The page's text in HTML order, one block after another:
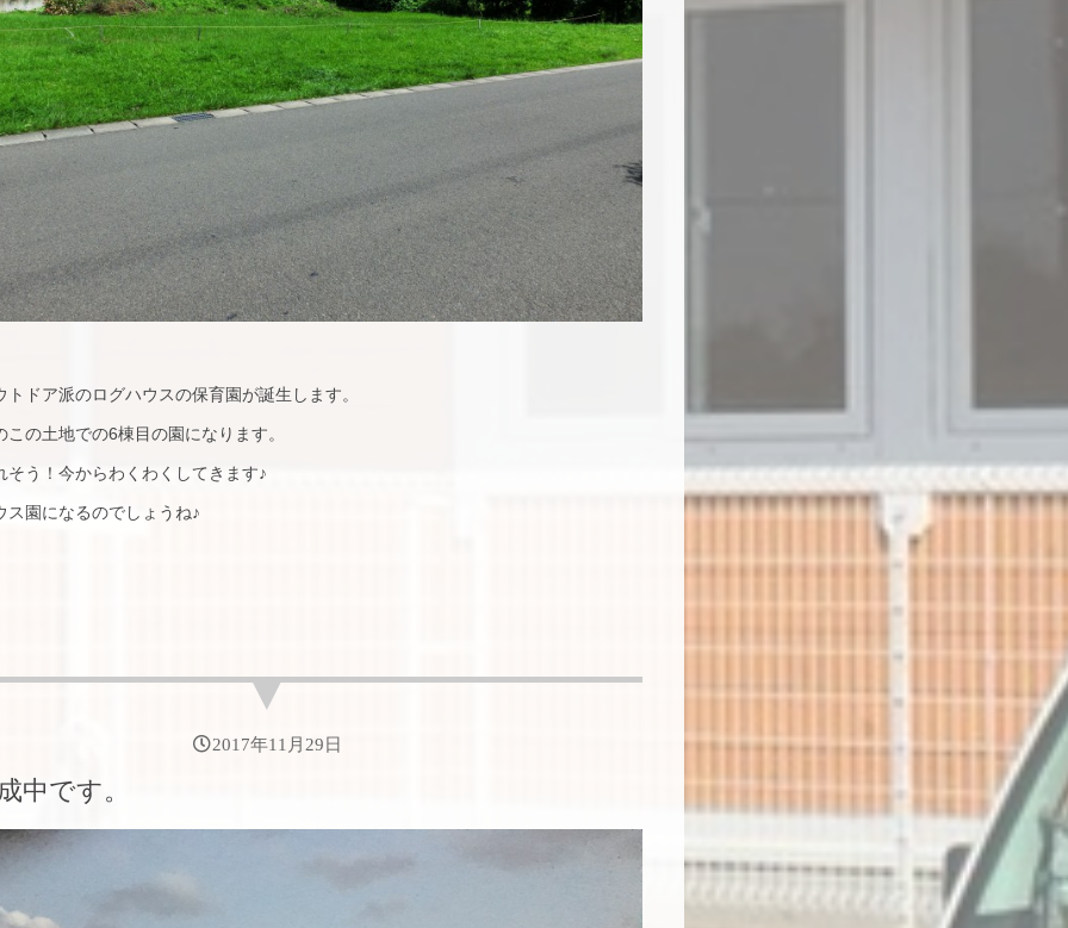
トドア派のログハウスの保育園が誕生します。
この土地での6棟目の園になります。
そう！今からわくわくしてきます♪
ス園になるのでしょうね♪
2017年11月29日
中です。